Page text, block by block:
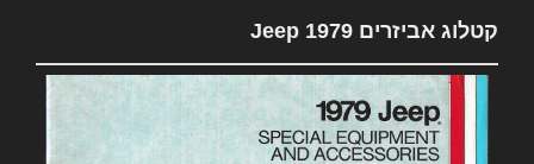
קטלוג אביזרים 1979 Jeep